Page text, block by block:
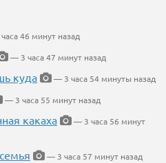
46 минут назад
— 3 часа 47 минут назад
куда
— 3 часа 54 минуты назад
— 3 часа 55 минут назад
какаха
— 3 часа 56 минут
— 3 часа 57 минут назад